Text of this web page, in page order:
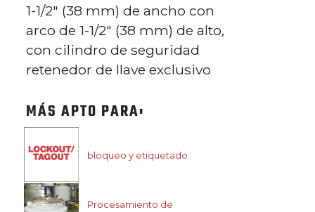
1-1/2" (38 mm) de ancho con
arco de 1-1/2" (38 mm) de alto,
con cilindro de seguridad
retenedor de llave exclusivo
MÁS APTO PARA:
bloqueo y etiquetado
Procesamiento de